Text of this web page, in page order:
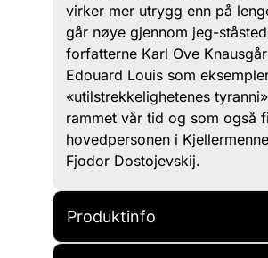
virker mer utrygg enn på
går nøye gjennom jeg-
forfatterne Karl Ove
Edouard Louis som
«utilstrekkelighetenes
rammet vår tid og som også
hovedpersonen i
Fjodor Dostojevskij.
Produktinfo